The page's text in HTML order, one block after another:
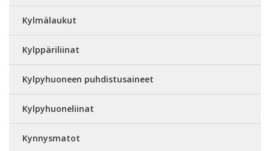
Kylmälaukut
Kylppäriliinat
Kylpyhuoneen puhdistusaineet
Kylpyhuoneliinat
Kynnysmatot